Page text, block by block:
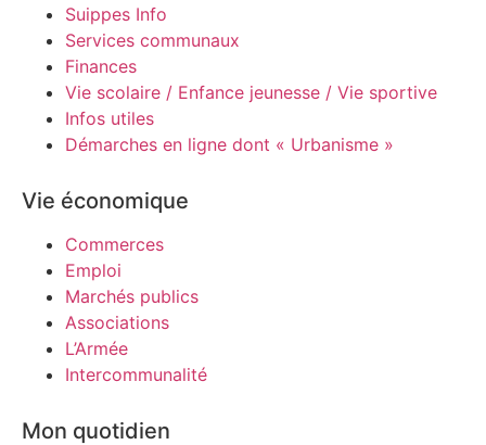
Suippes Info
Services communaux
Finances
Vie scolaire / Enfance jeunesse / Vie sportive
Infos utiles
Démarches en ligne dont « Urbanisme »
Vie économique
Commerces
Emploi
Marchés publics
Associations
L’Armée
Intercommunalité
Mon quotidien